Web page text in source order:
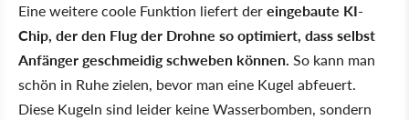
Eine weitere coole Funktion liefert dereingebaute KI-
Chip, der den Flug der Drohne so optimiert, dass selbst
Anfänger geschmeidig schweben können. So kann man
schön in Ruhe zielen, bevor man eine Kugel abfeuert.
Diese Kugeln sind leider keine Wasserbomben, sondern